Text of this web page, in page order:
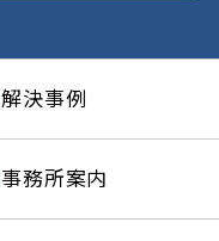
解決事例
事務所案内